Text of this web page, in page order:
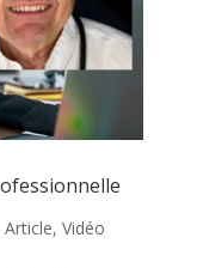
Article, Vidéo